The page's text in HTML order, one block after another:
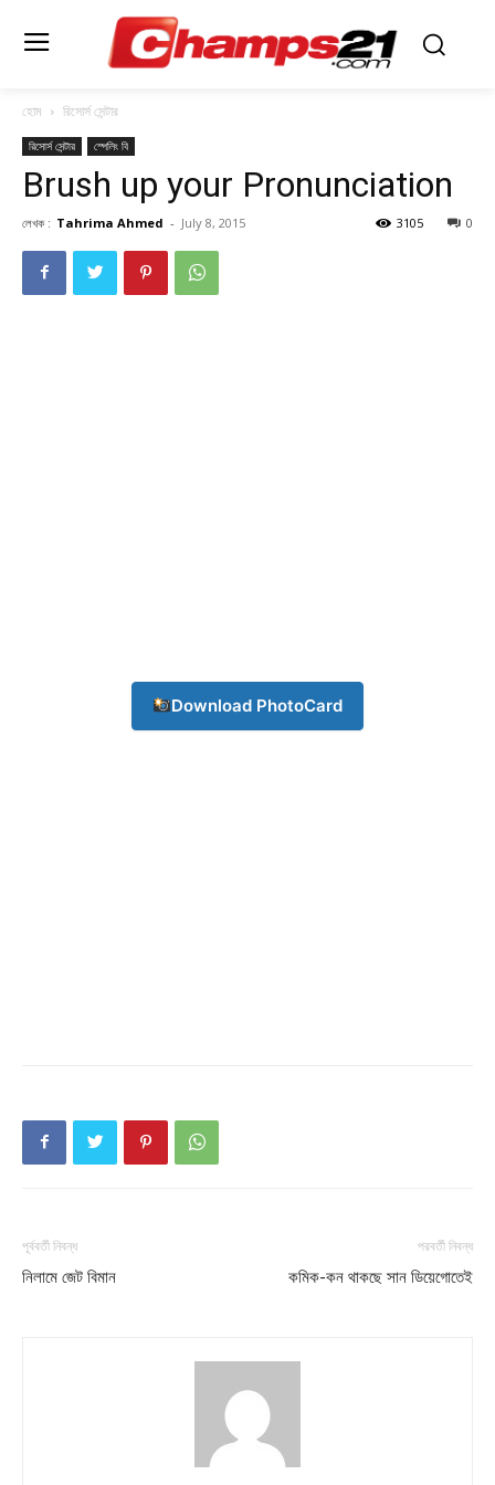
হোম রিসোর্স সেন্টার
রিসোর্স সেন্টার স্পেলিং বি
Brush up your Pronunciation
লেখক : Tahrima Ahmed - July 8, 2015 0
3105
Download PhotoCard
পূর্ববর্তী নিবন্ধ
নিলামে জেট বিমান
পরবর্তী নিবন্ধ
কমিক-কন থাকছে সান ডিয়েগোতেই